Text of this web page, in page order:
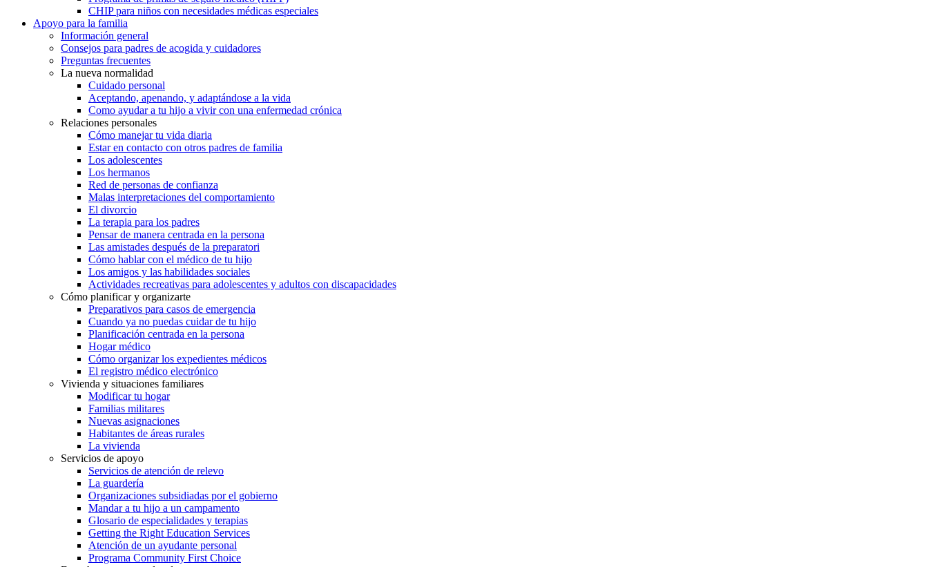
CHIP para niños con necesidades médicas especiales
Apoyo para la familia
Información general
Consejos para padres de acogida y cuidadores
Preguntas frecuentes
La nueva normalidad
Cuidado personal
Aceptando, apenando, y adaptándose a la vida
Como ayudar a tu hijo a vivir con una enfermedad crónica
Relaciones personales
Cómo manejar tu vida diaria
Estar en contacto con otros padres de familia
Los adolescentes
Los hermanos
Red de personas de confianza
Malas interpretaciones del comportamiento
El divorcio
La terapia para los padres
Pensar de manera centrada en la persona
Las amistades después de la preparatori
Cómo hablar con el médico de tu hijo
Los amigos y las habilidades sociales
Actividades recreativas para adolescentes y adultos con discapacidades
Cómo planificar y organizarte
Preparativos para casos de emergencia
Cuando ya no puedas cuidar de tu hijo
Planificación centrada en la persona
Hogar médico
Cómo organizar los expedientes médicos
El registro médico electrónico
Vivienda y situaciones familiares
Modificar tu hogar
Familias militares
Nuevas asignaciones
Habitantes de áreas rurales
La vivienda
Servicios de apoyo
Servicios de atención de relevo
La guardería
Organizaciones subsidiadas por el gobierno
Mandar a tu hijo a un campamento
Glosario de especialidades y terapias
Getting the Right Education Services
Atención de un ayudante personal
Programa Community First Choice